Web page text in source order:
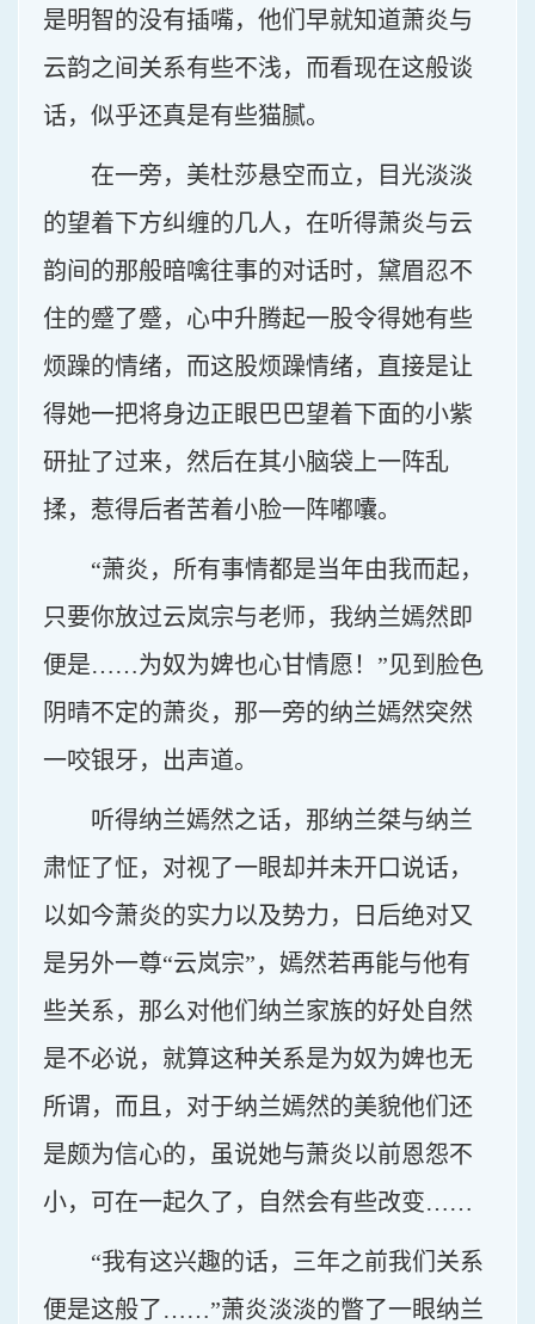
是明智的没有插嘴，他们早就知道萧炎与
云韵之间关系有些不浅，而看现在这般谈
话，似乎还真是有些猫腻。
在一旁，美杜莎悬空而立，目光淡淡
的望着下方纠缠的几人，在听得萧炎与云
韵间的那般暗噙往事的对话时，黛眉忍不
住的蹙了蹙，心中升腾起一股令得她有些
烦躁的情绪，而这股烦躁情绪，直接是让
得她一把将身边正眼巴巴望着下面的小紫
研扯了过来，然后在其小脑袋上一阵乱
揉，惹得后者苦着小脸一阵嘟囔。
“萧炎，所有事情都是当年由我而起，
只要你放过云岚宗与老师，我纳兰嫣然即
便是……为奴为婢也心甘情愿！”见到脸色
阴晴不定的萧炎，那一旁的纳兰嫣然突然
一咬银牙，出声道。
听得纳兰嫣然之话，那纳兰桀与纳兰
肃怔了怔，对视了一眼却并未开口说话，
以如今萧炎的实力以及势力，日后绝对又
是另外一尊“云岚宗”，嫣然若再能与他有
些关系，那么对他们纳兰家族的好处自然
是不必说，就算这种关系是为奴为婢也无
所谓，而且，对于纳兰嫣然的美貌他们还
是颇为信心的，虽说她与萧炎以前恩怨不
小，可在一起久了，自然会有些改变……
“我有这兴趣的话，三年之前我们关系
便是这般了……”萧炎淡淡的瞥了一眼纳兰